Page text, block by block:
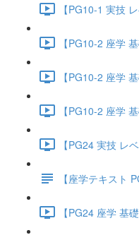
【PG10-1 実技
【PG10-2 座学
【PG10-2 座学
【PG10-2 座学
【PG24 実技 レ
【座学テキスト
【PG24 座学 基